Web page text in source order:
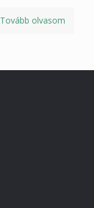
Tovább olvasom